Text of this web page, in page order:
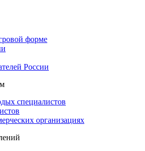
форме
России
специалистов
организациях